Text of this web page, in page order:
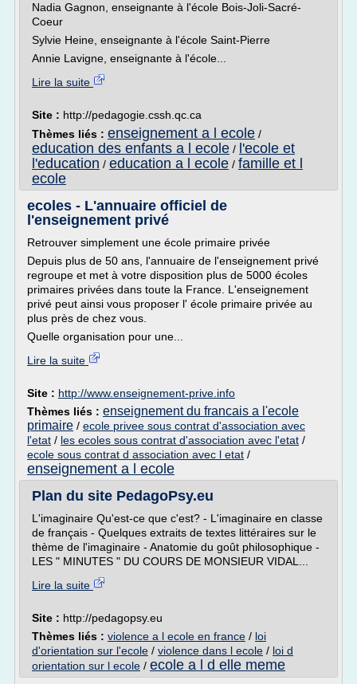
Nadia Gagnon, enseignante à l'école Bois-Joli-Sacré-
Coeur
Sylvie Heine, enseignante à l'école Saint-Pierre
Annie Lavigne, enseignante à l'école...
Lire la suite
Site : http://pedagogie.cssh.qc.ca
Thèmes liés : enseignement a l ecole /
education des enfants a l ecole / l'ecole et
l'education / education a l ecole / famille et l
ecole
ecoles - L'annuaire officiel de
l'enseignement privé
Retrouver simplement une école primaire privée
Depuis plus de 50 ans, l'annuaire de l'enseignement privé
regroupe et met à votre disposition plus de 5000 écoles
primaires privées dans toute la France. L'enseignement
privé peut ainsi vous proposer l' école primaire privée au
plus près de chez vous.
Quelle organisation pour une...
Lire la suite
Site : http://www.enseignement-prive.info
Thèmes liés : enseignement du francais a l'ecole
primaire / ecole privee sous contrat d'association avec
l'etat / les ecoles sous contrat d'association avec l'etat /
ecole sous contrat d association avec l etat /
enseignement a l ecole
Plan du site PedagoPsy.eu
L'imaginaire Qu'est-ce que c'est? - L'imaginaire en classe
de français - Quelques extraits de textes littéraires sur le
thème de l'imaginaire - Anatomie du goût philosophique -
LES " MINUTES " DU COURS DE MONSIEUR VIDAL...
Lire la suite
Site : http://pedagopsy.eu
Thèmes liés : violence a l ecole en france / loi
d'orientation sur l'ecole / violence dans l ecole / loi d
orientation sur l ecole / ecole a l d elle meme